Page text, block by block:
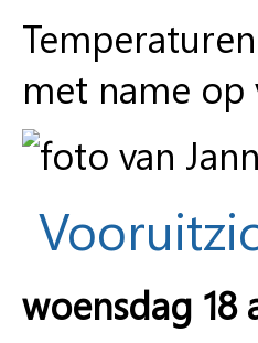
met name op
woensdag